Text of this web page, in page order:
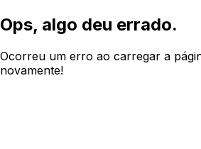
Ops, algo deu errado.
Ocorreu um erro ao carregar a
novamente!